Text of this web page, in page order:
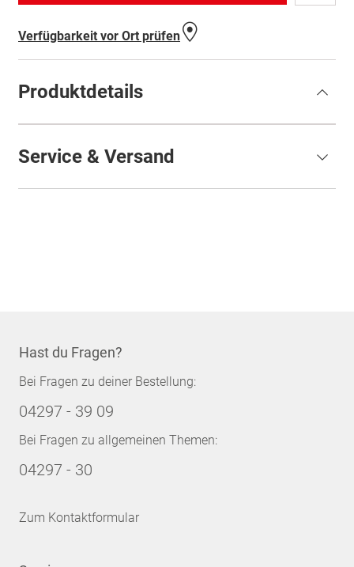
Verfügbarkeit vor Ort prüfen
Produktdetails
Service & Versand
Hast du Fragen?
Bei Fragen zu deiner Bestellung:
04297 - 39 09
Bei Fragen zu allgemeinen Themen:
04297 - 30
Zum Kontaktformular